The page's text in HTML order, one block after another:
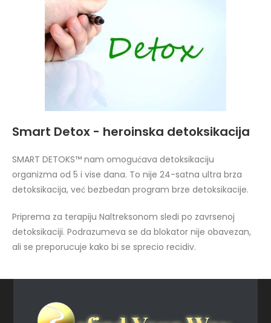
Smart Detox - heroinska detoksikacija
SMART DETOKS™ nam omogućava detoksikaciju
organizma od 5 i vise dana. To nije 24-satna ultra brza
detoksikacija, već bezbedan program brze detoksikacije.
Priprema za terapiju Naltreksonom sledi po zavrsenoj
detoksikaciji. Podrazumeva se da blokator nije obavezan,
ali se preporucuje kako bi se sprecio recidiv.